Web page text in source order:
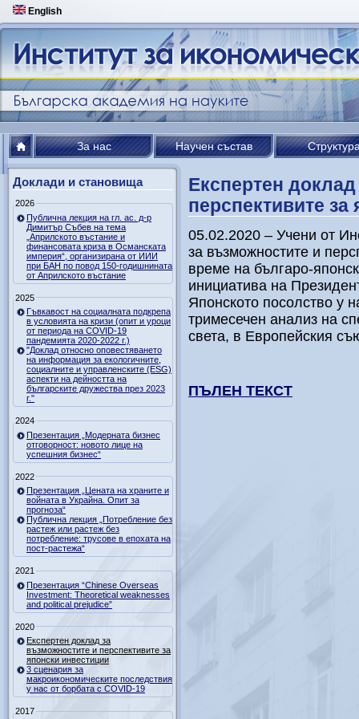
English
За нас Научен състав
Доклади и становища
2026
Публична лекция на гл. ас. д-р
Димитър Събев на тема
„Априлското въстание и
финансовата криза в Османската
империя“, организирана от ИИИ
при БАН по повод 150-годишнината
от Априлското въстание
2025
Гъвкавост на социалната подкрепа
в условията на кризи (опит и уроци
от периода на COVID-19
пандемията 2020-2022 г.)
"Доклад относно оповестяването
на информация за екологичните,
социалните и управленските (ESG)
аспекти на дейността на
българските дружества през 2023
г."
2024
Презентация „Модерната бизнес
отговорност: новото лице на
успешния бизнес“
2022
Презентация „Цената на храните и
войната в Украйна. Опит за
прогноза“
Публична лекция „Потребление без
растеж или растеж без
потребление: трусове в епохата на
пост-растежа“
2021
Презентация “Chinese Overseas
Investment: Theoretical weaknesses
and political prejudice”
2020
Експертен доклад за
възможностите и перспективите за
японски инвестиции
3 сценария за
макроикономическите последствия
у нас от борбата с COVID-19
2017
Експертен
перспективите
05.02.2020 – Учени от
за възможностите и
време на българо-
инициатива на
Японското посолство у
тримесечен анализ на
света, в Европейския
ПЪЛЕН ТЕКСТ